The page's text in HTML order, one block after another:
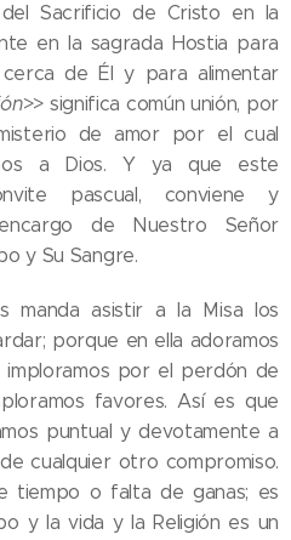
Sacrificio de Cristo en la
en la sagrada Hostia para
de Él y para alimentar
>> significa común unión, por
de amor por el cual
a Dios. Y ya que este
pascual, conviene y
de Nuestro Señor
y Su Sangre.
manda asistir a la Misa los
porque en ella adoramos
imploramos por el perdón de
favores. Así es que
puntual y devotamente a
cualquier otro compromiso.
tiempo o falta de ganas; es
y la vida y la Religión es un